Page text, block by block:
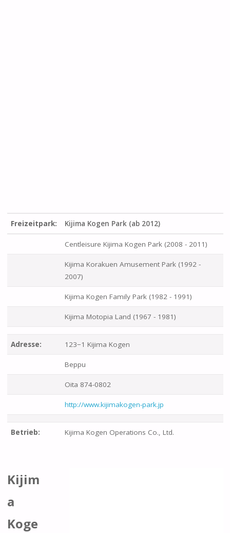
Freizeitpark: Kijima Kogen Park (ab 2012)
Centleisure Kijima Kogen Park (2008 - 2011)
Kijima Korakuen Amusement Park (1992 -
2007)
Kijima Kogen Family Park (1982 - 1991)
Kijima Motopia Land (1967 - 1981)
Adresse: 123−1 Kijima Kogen
Beppu
Oita 874-0802
http://www.kijimakogen-park.jp
Betrieb: Kijima Kogen Operations Co., Ltd.
Kijim
a
Koge